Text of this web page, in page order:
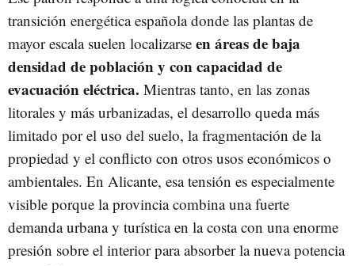
transición energética española donde las plantas de
mayor escala suelen localizarse en áreas de baja
densidad de población y con capacidad de
evacuación eléctrica. Mientras tanto, en las zonas
litorales y más urbanizadas, el desarrollo queda más
limitado por el uso del suelo, la fragmentación de la
propiedad y el conflicto con otros usos económicos o
ambientales. En Alicante, esa tensión es especialmente
visible porque la provincia combina una fuerte
demanda urbana y turística en la costa con una enorme
presión sobre el interior para absorber la nueva potencia